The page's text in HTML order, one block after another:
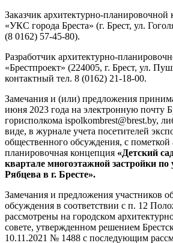
Заказчик архитектурно-
«УКС города Бреста» (г. Брест, ул.
(8 0162) 57-45-80).
Разработчик архитектурно-
«Брестпроект» (224005, г. Брест, ул.
контактный тел. 8 (0162) 21-18-00.
Замечания и (или) предложения
июня 2023 года на электронную почту
горисполкома ispolkombrest@brest.by,
виде, в журнале учета посетителей
общественного обсуждения, с пометкой
планировочная концепция «Детский
квартале многоэтажной застройки по
Рябцева в г. Бресте».
Замечания и предложения участников
обсуждения в соответствии с п. 12
рассмотрены на городском
совете, утвержденном решением
10.11.2021 № 1488 с последующим